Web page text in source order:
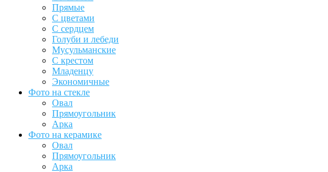
Прямые
С цветами
С сердцем
Голуби и лебеди
Мусульманские
С крестом
Младенцу
Экономичные
Фото на стекле
Овал
Прямоугольник
Арка
Фото на керамике
Овал
Прямоугольник
Арка